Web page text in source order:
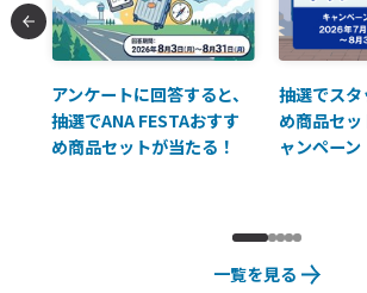
アンケートに回答すると、
抽選でANA FESTAおすす
め商品セットが当たる！
抽選でス
め商品セ
ャンペーン
一覧を見る